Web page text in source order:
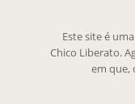
Este site é
Chico Liberato.
em que,